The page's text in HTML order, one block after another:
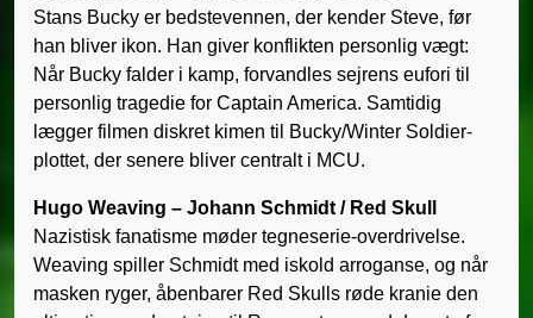
Stans Bucky er bedstevennen, der kender Steve, før
han bliver ikon. Han giver konflikten personlig vægt:
Når Bucky falder i kamp, forvandles sejrens eufori til
personlig tragedie for Captain America. Samtidig
lægger filmen diskret kimen til Bucky/Winter Soldier-
plottet, der senere bliver centralt i MCU.
Hugo Weaving – Johann Schmidt / Red Skull
Nazistisk fanatisme møder tegneserie-overdrivelse.
Weaving spiller Schmidt med iskold arroganse, og når
masken ryger, åbenbarer Red Skulls røde kranie den